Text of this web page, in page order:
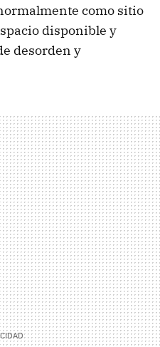
como sitio
disponible y
desorden y